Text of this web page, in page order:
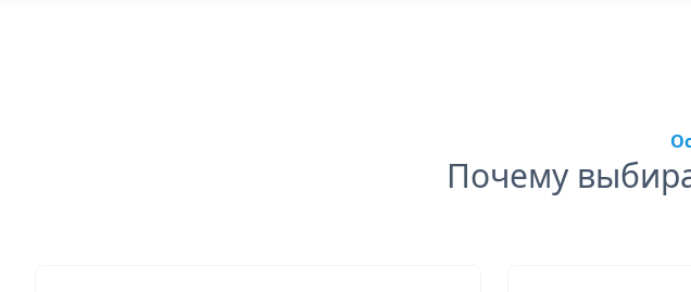
Почему